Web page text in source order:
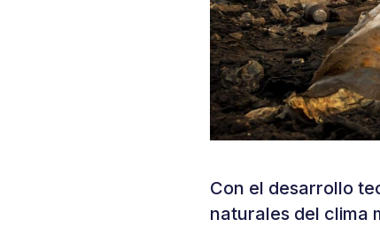
Con el desarrollo
naturales del clima